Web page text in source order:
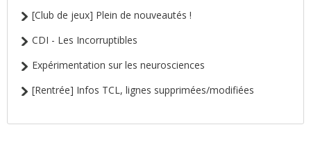
[Club de jeux] Plein de nouveautés !
CDI - Les Incorruptibles
Expérimentation sur les neurosciences
[Rentrée] Infos TCL, lignes supprimées/modifiées